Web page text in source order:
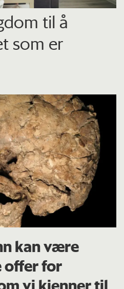
til å
som er
kan være
offer for
vi kjenner til